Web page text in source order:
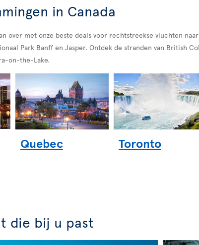
in Canada
over met onze beste deals voor rechtstreekse vluchten
Park Banff en Jasper. Ontdek de stranden van British
on-the-Lake.
Quebec Toronto
die bij u past